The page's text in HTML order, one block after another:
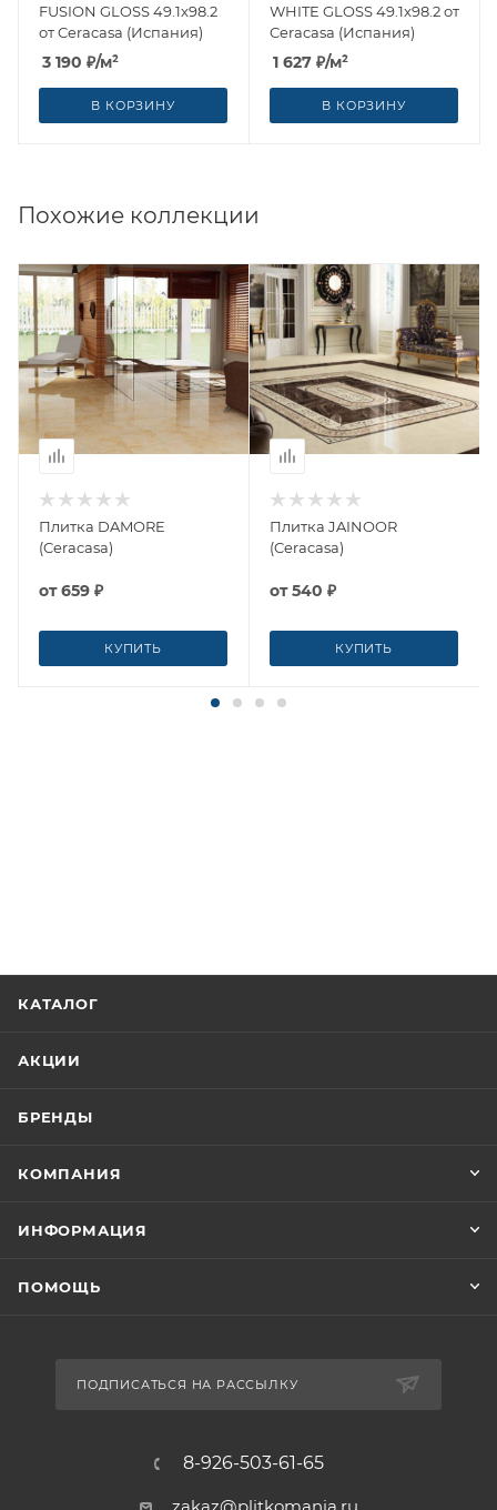
FUSION GLOSS 49.1x98.2
от Ceracasa (Испания)
3 190 ₽/м²
В КОРЗИНУ
WHITE GLOSS 49.1x98.2 от
Ceracasa (Испания)
1 627 ₽/м²
В КОРЗИНУ
Похожие коллекции
Плитка DAMORE
(Ceracasa)
от659 ₽
КУПИТЬ
Плитка JAINOOR
(Ceracasa)
от540 ₽
КУПИТЬ
КАТАЛОГ
АКЦИИ
БРЕНДЫ
КОМПАНИЯ
ИНФОРМАЦИЯ
ПОМОЩЬ
ПОДПИСАТЬСЯ НА РАССЫЛКУ
8-926-503-61-65